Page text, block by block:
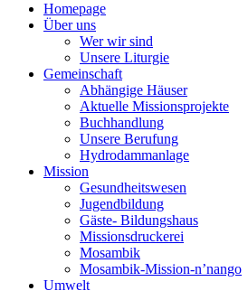
Homepage
Über uns
Wer wir sind
Unsere Liturgie
Gemeinschaft
Abhängige Häuser
Aktuelle Missionsprojekte
Buchhandlung
Unsere Berufung
Hydrodammanlage
Mission
Gesundheitswesen
Jugendbildung
Gäste- Bildungshaus
Missionsdruckerei
Mosambik
Mosambik-Mission-n’nango
Umwelt